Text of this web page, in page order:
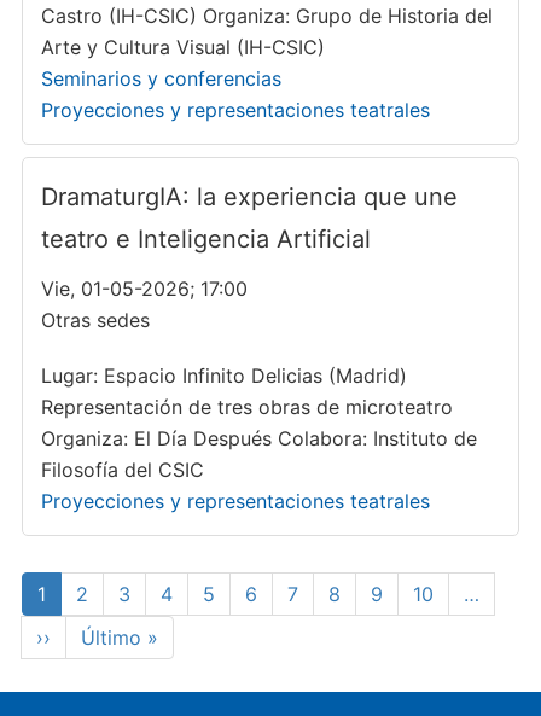
Castro (IH-CSIC) Organiza: Grupo de Historia del
Arte y Cultura Visual (IH-CSIC)
Seminarios y conferencias
Proyecciones y representaciones teatrales
DramaturgIA: la experiencia que une
teatro e Inteligencia Artificial
Vie, 01-05-2026; 17:00
Otras sedes
Lugar: Espacio Infinito Delicias (Madrid)
Representación de tres obras de microteatro
Organiza: El Día Después Colabora: Instituto de
Filosofía del CSIC
Proyecciones y representaciones teatrales
Paginación
Página
actual
1 Page
2 Page
3 Page
4 Page
5 Page
6 Page
7 Page
8 Page
9 Page
10
…
Siguiente
página
››
Última
página
Último »